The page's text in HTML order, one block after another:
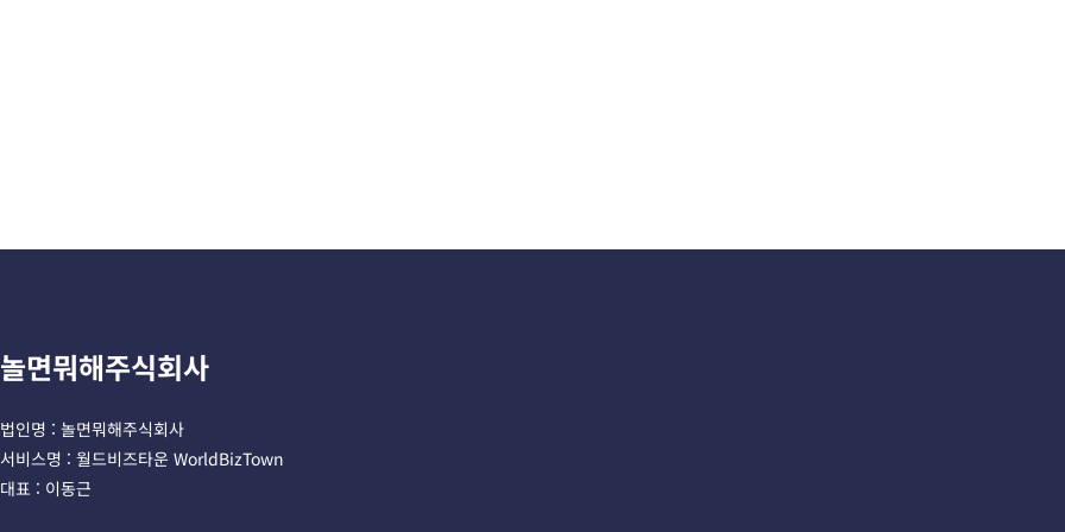
놀면뭐해주식회사
법인명 : 놀면뭐해주식회사
서비스명 : 월드비즈타운 WorldBizTown
대표 : 이동근